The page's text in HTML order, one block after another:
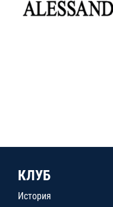
КЛУБ
История